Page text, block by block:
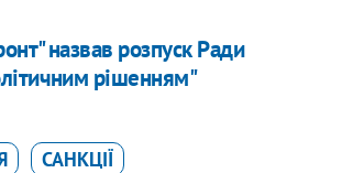
назвав розпуск Ради
рішенням"
САНКЦІЇ